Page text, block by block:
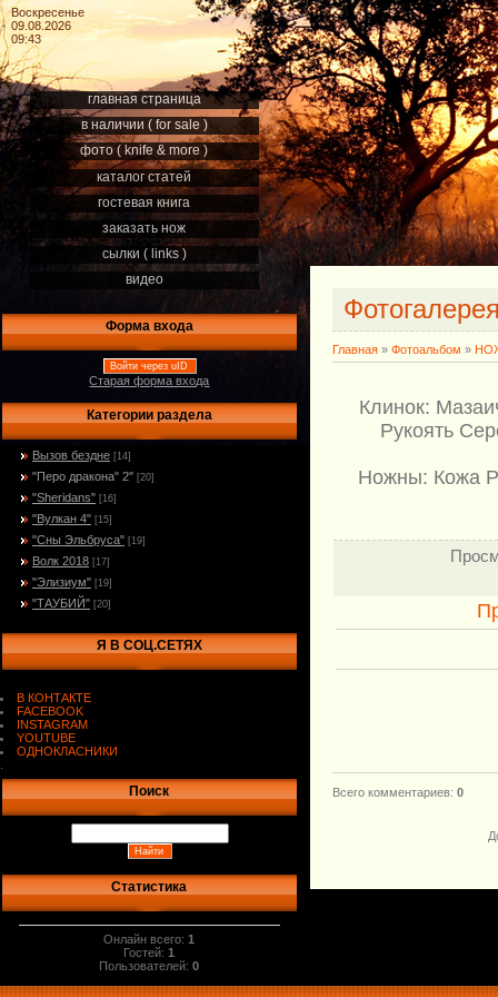
Воскресенье
09.08.2026
09:43
главная страница
в наличии ( for sale )
фото ( knife & more )
каталог статей
гостевая книга
заказать нож
сылки ( links )
видео
Форма входа
Войти через uID
Старая форма входа
Категории раздела
Вызов бездне [14]
"Перо дракона" 2" [20]
"Sheridans" [16]
"Вулкан 4" [15]
"Сны Эльбруса" [19]
Волк 2018 [17]
"Элизиум" [19]
"ТАУБИЙ" [20]
Я В СОЦ.СЕТЯХ
В КОНТАКТЕ
FACEBOOK
INSTAGRAM
YOUTUBE
ОДНОКЛАСНИКИ
Поиск
Статистика
Онлайн всего:1
Гостей:1
Пользователей:0
Главная » Фотоальбом »
Клинок:
Рукоять
Ножны: Кожа
Всего комментариев: 0